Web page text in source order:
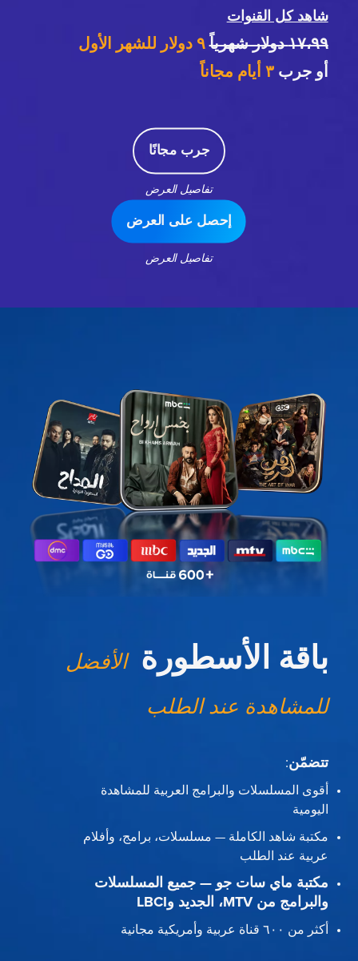
شاهد كل القنوات
١٧،٩٩ دولار شهرياً
٩ دولار للشهر الأول
أو جرب٣ أيام مجاناً
جرب مجانًا
تفاصيل العرض
إحصل على العرض
تفاصيل العرض
باقة الأسطورة الأفضل
للمشاهدة عند الطلب
تتضمّن:
أقوى المسلسلات والبرامج العربية للمشاهدة
اليومية
مكتبة شاهد الكاملة — مسلسلات، برامج، وأفلام
عربية عند الطلب
مكتبة ماي سات جو — جميع المسلسلات
والبرامج من MTV، الجديد وLBCI
أكثر من ٦٠٠ قناة عربية وأمريكية مجانية